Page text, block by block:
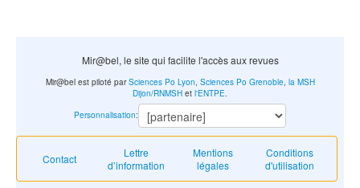
Mir@bel, le site qui facilite l'accès aux revues
Contact
Lettre
d’information
Mentions
légales
Conditions
d'utilisation
Mir@bel est piloté parSciences Po Lyon, Sciences Po Grenoble, la MSH
Dijon/RNMSH et l'ENTPE.
Personnalisation: